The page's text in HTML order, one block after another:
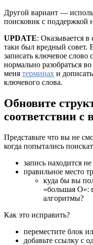
Другой вариант —
поисковик с поддержкой
UPDATE: Оказывается в
таки был вредный совет.
записать ключевое слово
нормально разобраться
меня терминах и
ключевого слова.
Обновите
соответствии
Представьте что вы не
когда попытались
запись находится
правильное место
куда бы вы
«большая О»:
алгоритмы?
Как это исправить?
переместите блок
добавьте ссылку с